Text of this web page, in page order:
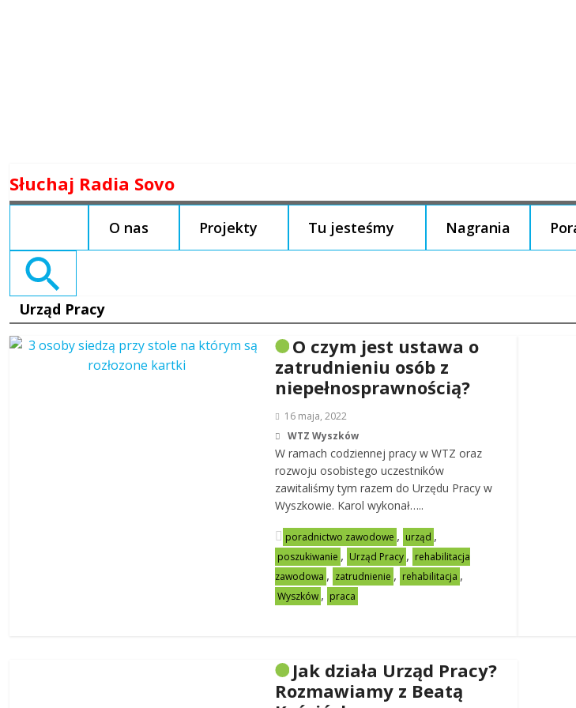
to
Słuchaj Radia Sovo
O nas Projekty Tu jesteśmy Nagrania
Search
Urząd Pracy
O czym jest ustawa o
zatrudnieniu osób z
niepełnosprawnością?
16 maja, 2022
WTZ Wyszków
W ramach codziennej pracy w WTZ oraz
rozwoju osobistego uczestników
zawitaliśmy tym razem do Urzędu Pracy w
Wyszkowie. Karol wykonał…..
poradnictwo zawodowe , urząd ,
poszukiwanie , Urząd Pracy , rehabilitacja
zawodowa , zatrudnienie , rehabilitacja ,
Wyszków , praca
Jak działa Urząd Pracy?
Rozmawiamy z Beatą